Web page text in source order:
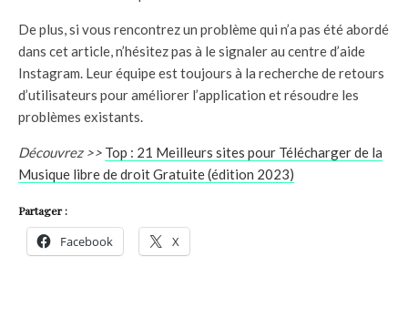
De plus, si vous rencontrez un problème qui n’a pas été abordé
dans cet article, n’hésitez pas à le signaler au centre d’aide
Instagram. Leur équipe est toujours à la recherche de retours
d’utilisateurs pour améliorer l’application et résoudre les
problèmes existants.
Découvrez >> Top : 21 Meilleurs sites pour Télécharger de la
Musique libre de droit Gratuite (édition 2023)
Partager :
Facebook X